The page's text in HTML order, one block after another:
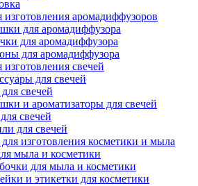
изготовления аромадиффузоров
для аромадиффузора
для аромадиффузора
для аромадиффузора
свечей
для свечей
свечей
и ароматизаторы для свечей
свечей
для свечей
изготовления косметики и мыла
мыла и косметики
для мыла и косметики
и этикетки для косметики